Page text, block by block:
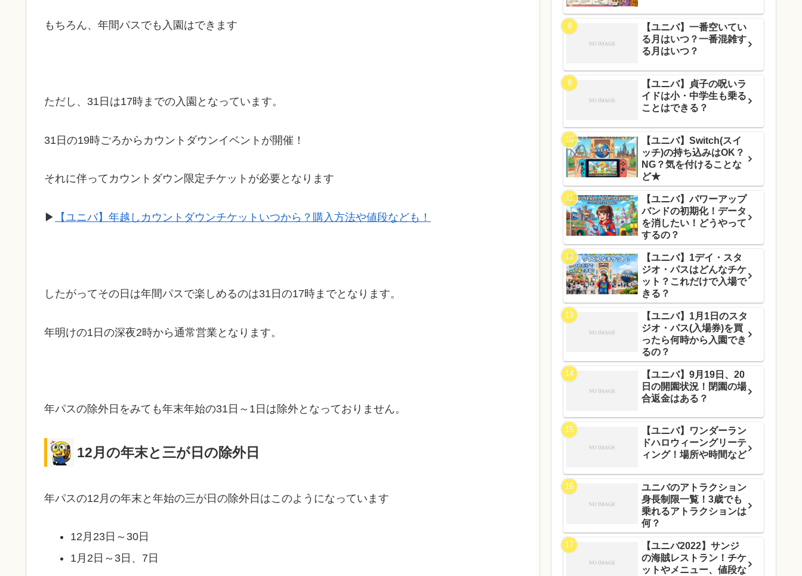
もちろん、 年間パスでも入園はできます
ただし、31日は17時までの入園となっています。
31日の19時ごろからカウントダウンイベントが開催！
それに伴ってカウントダウン限定チケットが必要となります
▶ 【ユニバ】年越しカウントダウンチケットいつから？購入方法や値段なども！
したがってその日は年間パスで楽しめるのは31日の17時までとなります。
年明けの1日の深夜2時から通常営業となります。
年パスの除外日をみても年末年始の31日～1日は除外となっておりません。
12月の年末と三が日の除外日
年パスの12月の年末と年始の三が日の除外日はこのようになっています
12月23日～30日
1月2日～3日、7日
【ユニバ】一番空いてい
る月はいつ？一番混雑す
る月はいつ？
【ユニバ】貞子の呪いラ
イドは小・中学生も乗る
ことはできる？
【ユニバ】Switch(スイ
ッチ)の持ち込みはOK？
NG？気を付けることな
ど★
【ユニバ】パワーアップ
バンドの初期化！データ
を消したい！どうやって
するの？
【ユニバ】1デイ・スタ
ジオ・パスはどんなチケ
ット？これだけで入場で
きる？
【ユニバ】1月1日のスタ
ジオ・パス(入場券)を買
ったら何時から入園でき
るの？
【ユニバ】9月19日、20
日の開園状況！閉園の場
合返金はある？
【ユニバ】ワンダーラン
ドハロウィーングリーテ
ィング！場所や時間など
ユニバのアトラクション
身長制限一覧！3歳でも
乗れるアトラクションは
何？
【ユニバ2022】サンジ
の海賊レストラン！チケ
ットやメニュー、値段な